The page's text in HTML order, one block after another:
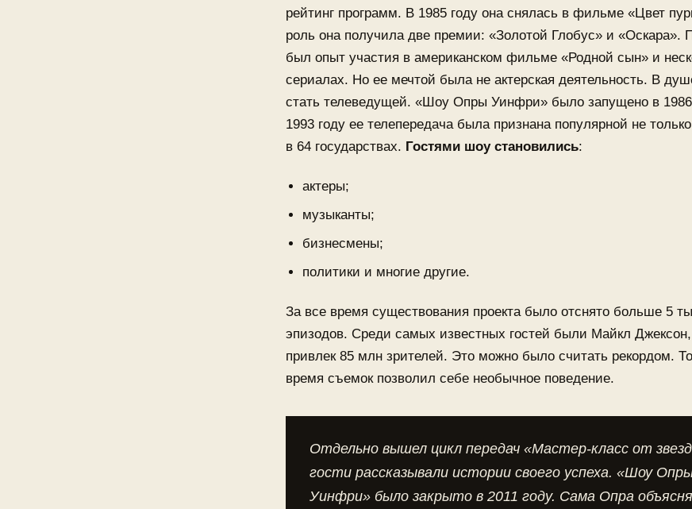
рейтинг программ. В 1985 году она снялась в фильме «Цвет
роль она получила две премии: «Золотой Глобус» и «Оскара».
был опыт участия в американском фильме «Родной сын» и
сериалах. Но ее мечтой была не актерская деятельность. В
стать телеведущей. «Шоу Опры Уинфри» было запущено в 1986
1993 году ее телепередача была признана популярной не
в 64 государствах. Гостями шоу становились:
актеры;
музыканты;
бизнесмены;
политики и многие другие.
За все время существования проекта было отснято больше 5
эпизодов. Среди самых известных гостей были Майкл
привлек 85 млн зрителей. Это можно было считать рекордом.
время съемок позволил себе необычное поведение.
Отдельно вышел цикл передач «Мастер-класс от
гости рассказывали истории своего успеха. «Шоу
Уинфри» было закрыто в 2011 году. Сама Опра